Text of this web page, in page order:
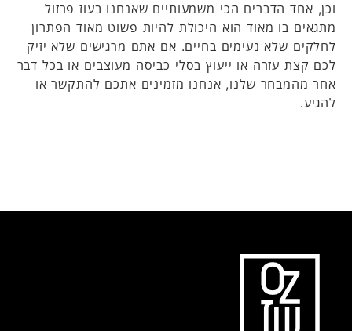
וכן, אחד הדברים הכי משמעותיים שאנחנו בעוז פרזול
מתגאים בו מאוד הוא היכולת להיות פשוט מאוד הפתרון
לחלקים שלא נעימים בחיים. אם אתם מרגישים שלא יזיק
לכם קצת עזרה או ייעוץ בסלי כביסה מעוצבים או בכל דבר
אחר מהמבחר שלנו, אנחנו מזמינים אתכם להתקשר או
להגיע.